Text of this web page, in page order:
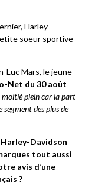
un
ami
Harley
soeur sportive
Luc Mars, le jeune
Net du 30 août
plein car la part
des plus de
Davidson
tout aussi
avis d’une
?